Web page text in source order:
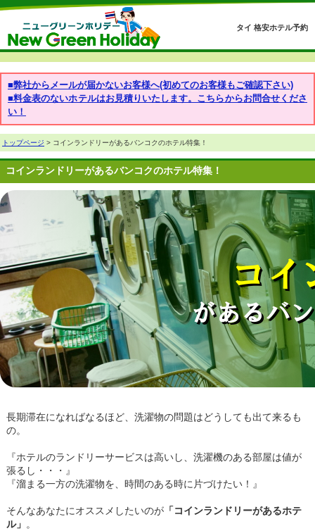
タイ 格安ホテル予約
■弊社からメールが届かないお客様へ(初めてのお客様もご確認下さい)
■料金表のないホテルはお見積りいたします。こちらからお問合せくださ
い！
トップページ > コインランドリーがあるバンコクのホテル特集！
コインランドリーがあるバンコクのホテル特集！
長期滞在になればなるほど、洗濯物の問題はどうしても出て来るも
の。
『ホテルのランドリーサービスは高いし、洗濯機のある部屋は値が
張るし・・・』
『溜まる一方の洗濯物を、時間のある時に片づけたい！』
そんなあなたにオススメしたいのが 「コインランドリーがあるホテ
ル」 。